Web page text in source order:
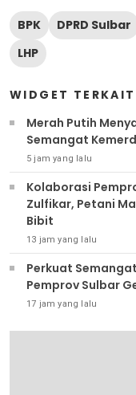
BPK DPRD Sulbar
LHP
WIDGET TERKAIT
Merah Putih
Semangat
5 jam yang lalu
Kolaborasi
Zulfikar, Petani
Bibit
13 jam yang lalu
Perkuat
Pemprov Sulbar
17 jam yang lalu